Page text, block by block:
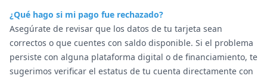
¿Qué hago si mi pago fue rechazado?
Asegúrate de revisar que los datos de tu tarjeta sean
correctos o que cuentes con saldo disponible. Si el problema
persiste con alguna plataforma digital o de financiamiento, te
sugerimos verificar el estatus de tu cuenta directamente con